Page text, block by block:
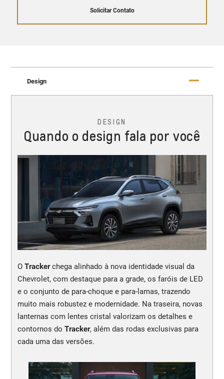
Solicitar Contato
Design
DESIGN
Quando o design fala por você
O Trackerchega alinhado à nova identidade visual da
Chevrolet, com destaque para a grade, os faróis de LED
e o conjunto de para-choque e para-lamas, trazendo
muito mais robustez e modernidade. Na traseira, novas
lanternas com lentes cristal valorizam os detalhes e
contornos do Tracker, além das rodas exclusivas para
cada uma das versões.